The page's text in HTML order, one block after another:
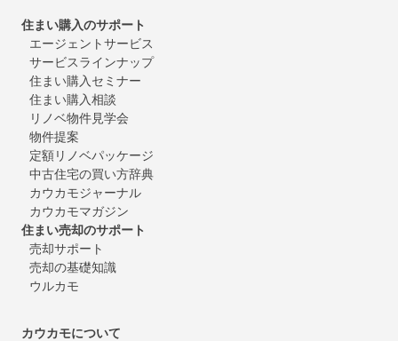
住まい購入のサポート
エージェントサービス
サービスラインナップ
住まい購入セミナー
住まい購入相談
リノベ物件見学会
物件提案
定額リノベパッケージ
中古住宅の買い方辞典
カウカモジャーナル
カウカモマガジン
住まい売却のサポート
売却サポート
売却の基礎知識
ウルカモ
カウカモについて